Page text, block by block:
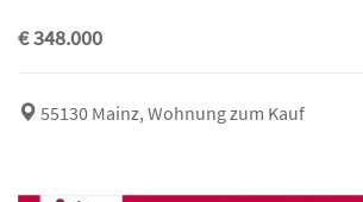
€ 348.000
55130 Mainz, Wohnung zum Kauf